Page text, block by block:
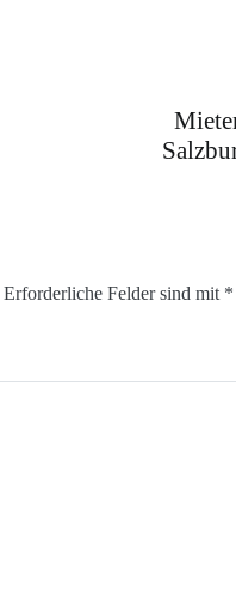
Erforderliche Felder sind mit *